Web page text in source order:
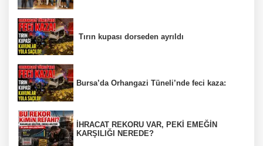
Tırın kupası dorseden ayrıldı
Bursa’da Orhangazi Tüneli’nde feci kaza:
İHRACAT REKORU VAR, PEKİ EMEĞİN
KARŞILIĞI NEREDE?